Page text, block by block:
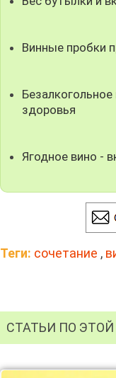
Винные пробки
здоровья
Ягодное вино -
Теги: сочетание ,
СТАТЬИ ПО ЭТОЙ